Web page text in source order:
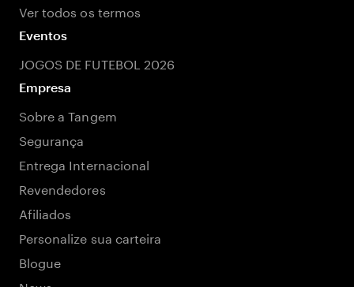
Ver todos os termos
Eventos
JOGOS DE FUTEBOL 2026
Empresa
Sobre a Tangem
Segurança
Entrega Internacional
Revendedores
Afiliados
Personalize sua carteira
Blogue